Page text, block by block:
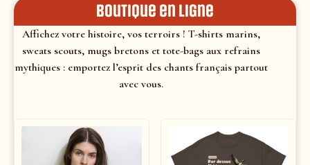
Boutique en ligne
Affichez votre histoire, vos terroirs ! T-shirts marins,
sweats scouts, mugs bretons et tote-bags aux refrains
mythiques : emportez l’esprit des chants français partout
avec vous.